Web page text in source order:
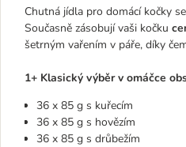
Chutná jídla pro domácí kočky
Současně zásobují vaši kočku
šetrným vařením v páře, díky
1+ Klasický výběr v omáčce
36 x 85 g s kuřecím
36 x 85 g s hovězím
36 x 85 g s drůbežím